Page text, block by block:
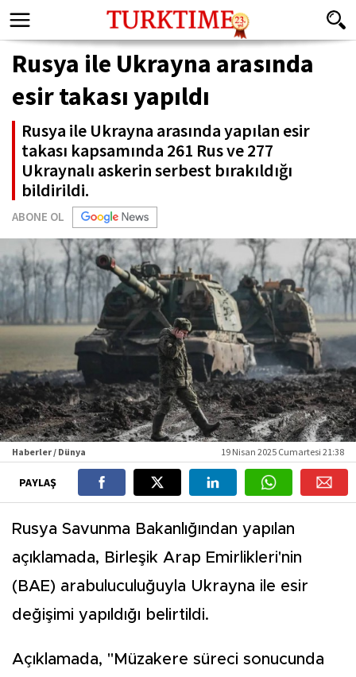
Rusya ile Ukrayna arasında
esir takası yapıldı
Rusya ile Ukrayna arasında yapılan esir
takası kapsamında 261 Rus ve 277
Ukraynalı askerin serbest bırakıldığı
bildirildi.
ABONE OL
Haberler / Dünya 19 Nisan 2025 Cumartesi 21:38
PAYLAŞ
Rusya Savunma Bakanlığından yapılan
açıklamada, Birleşik Arap Emirlikleri'nin
(BAE) arabuluculuğuyla Ukrayna ile esir
değişimi yapıldığı belirtildi.
Açıklamada, "Müzakere süreci sonucunda